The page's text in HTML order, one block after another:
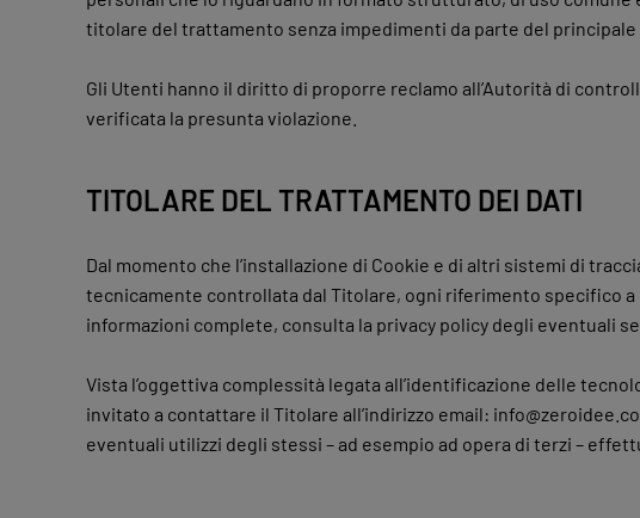
titolare del trattamento senza impedimenti da parte del principale
Gli Utenti hanno il diritto di proporre reclamo all’Autorità di
verificata la presunta violazione.
TITOLARE DEL TRATTAMENTO DEI DATI
Dal momento che l’installazione di Cookie e di altri sistemi di
tecnicamente controllata dal Titolare, ogni riferimento specifico
informazioni complete, consulta la privacy policy degli eventuali
Vista l’oggettiva complessità legata all’identificazione delle
invitato a contattare il Titolare all’indirizzo email:
eventuali utilizzi degli stessi – ad esempio ad opera di terzi –